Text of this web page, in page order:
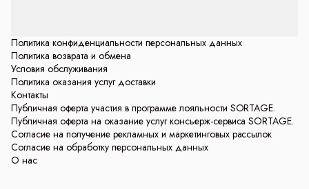
Политика конфиденциальности персональных данных
Политика возврата и обмена
Условия обслуживания
Политика оказания услуг доставки
Контакты
Публичная оферта участия в программе лояльности SORTAGE.
Публичная оферта на оказание услуг консьерж-сервиса SORTAGE.
Согласие на получение рекламных и маркетинговых рассылок
Согласие на обработку персональных данных
О нас